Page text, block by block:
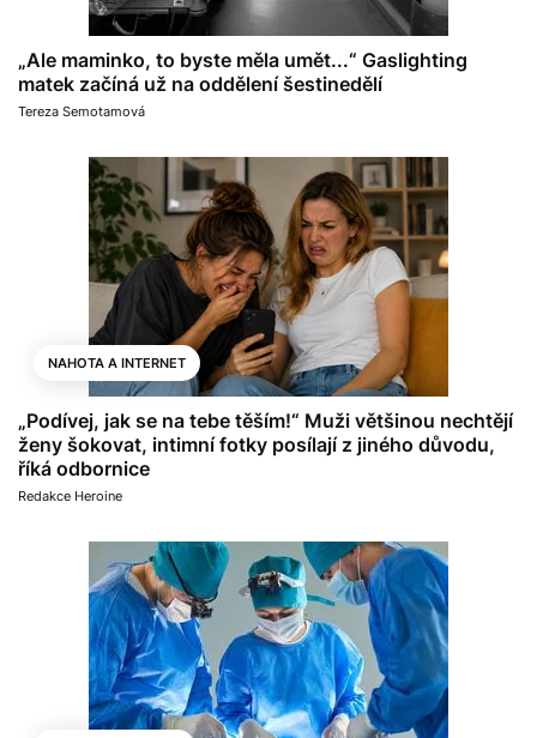
„Ale maminko, to byste měla umět...“ Gaslighting
matek začíná už na oddělení šestinedělí
Tereza Semotamová
NAHOTA A INTERNET
„Podívej, jak se na tebe těším!“ Muži většinou nechtějí
ženy šokovat, intimní fotky posílají z jiného důvodu,
říká odbornice
Redakce Heroine